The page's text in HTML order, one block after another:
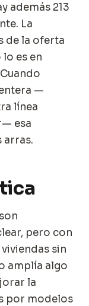
además 213
La
de la oferta
es en
—
línea
esa
arras.
pero con
sin
amplía algo
la
por modelos